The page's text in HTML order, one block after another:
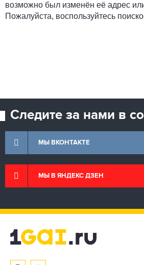
возможно был изменён её адрес
Пожалуйста, воспользуйтесь
Следите за нами в
МЫ ВКОНТАКТЕ
МЫ В ЯНДЕКС ДЗЕН